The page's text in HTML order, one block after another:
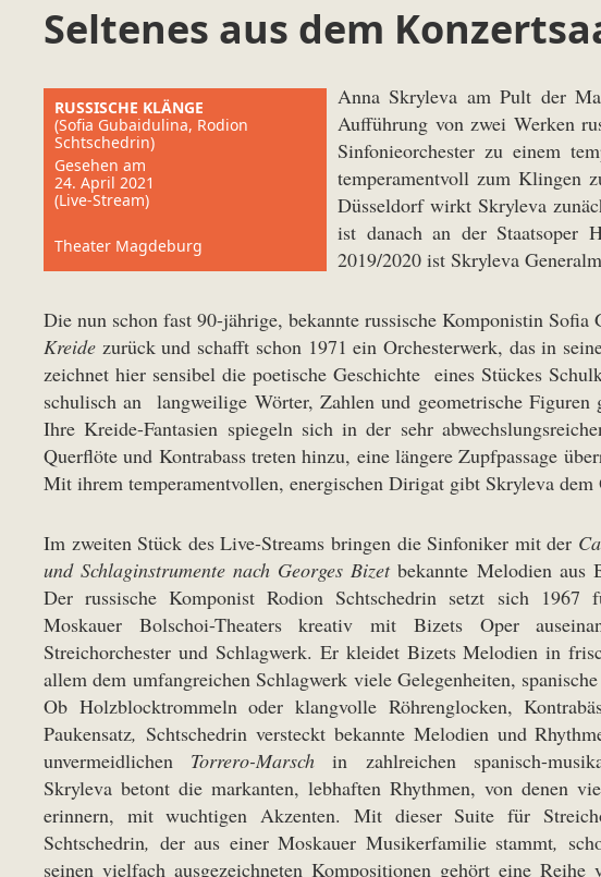
Seltenes aus dem
RUSSISCHE KLÄNGE
(Sofia Gubaidulina, Rodion
Schtschedrin)
Gesehen am
24. April 2021
(Live-Stream)
Theater Magdeburg
Anna Skryleva am Pult der
Aufführung von zwei Werken
Sinfonieorchester zu einem
temperamentvoll zum Klingen
Düsseldorf wirkt Skryleva
ist danach an der Staatsoper
2019/2020 ist Skryleva
Die nun schon fast 90-jährige, bekannte russische Komponistin
Kreide zurück und schafft schon 1971 ein Orchesterwerk, das in
zeichnet hier sensibel die poetische Geschichte eines Stückes
schulisch an langweilige Wörter, Zahlen und geometrische
Ihre Kreide-Fantasien spiegeln sich in der sehr
Querflöte und Kontrabass treten hinzu, eine längere Zupfpassage
Mit ihrem temperamentvollen, energischen Dirigat gibt Skryleva dem
Im zweiten Stück des Live-Streams bringen die Sinfoniker mit der
und Schlaginstrumente nach Georges Bizetbekannte Melodien aus
Der russische Komponist Rodion Schtschedrin setzt sich 1967
Moskauer Bolschoi-Theaters kreativ mit Bizets Oper
Streichorchester und Schlagwerk. Er kleidet Bizets Melodien in
allem dem umfangreichen Schlagwerk viele Gelegenheiten,
Ob Holzblocktrommeln oder klangvolle Röhrenglocken,
Paukensatz, Schtschedrin versteckt bekannte Melodien und
unvermeidlichen Torrero-Marsch in zahlreichen spanisch-
Skryleva betont die markanten, lebhaften Rhythmen, von denen
erinnern, mit wuchtigen Akzenten. Mit dieser Suite für
Schtschedrin, der aus einer Moskauer Musikerfamilie stammt,
seinen vielfach ausgezeichneten Kompositionen gehört eine Reihe